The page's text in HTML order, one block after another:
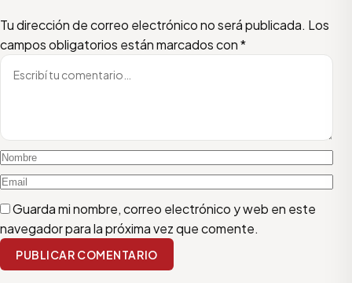
Tu dirección de correo electrónico no será publicada. Los
campos obligatorios están marcados con*
Escribí tu comentario
Nombre
Email
Guarda mi nombre, correo electrónico y web en este
navegador para la próxima vez que comente.
PUBLICAR COMENTARIO